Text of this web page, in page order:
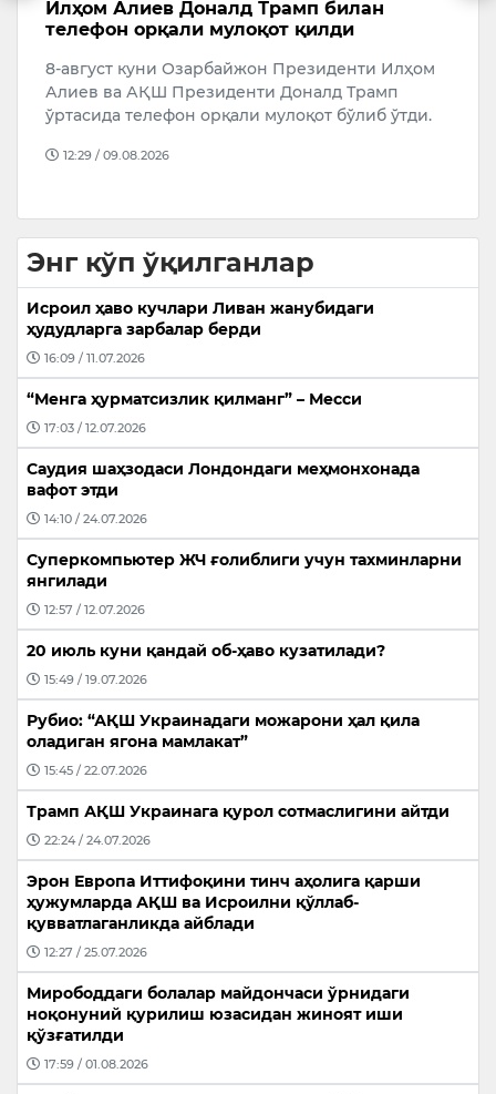
Трамп билан
қилди
Президенти Илҳом
Доналд Трамп
мулоқот бўлиб ўтди.
Жо Байденнинг
тарқалди
АҚШнинг собиқ
аниқланган простата
бошқа қисмларига,
Энг кўп ўқилганлар
Исроил ҳаво кучлари Ливан жанубидаги
ҳудудларга зарбалар берди
16:09 / 11.07.2026
“Менга ҳурматсизлик қилманг” – Месси
17:03 / 12.07.2026
Саудия шаҳзодаси Лондондаги меҳмонхонада
вафот этди
14:10 / 24.07.2026
Суперкомпьютер ЖЧ ғолиблиги учун тахминларни
янгилади
12:57 / 12.07.2026
20 июль куни қандай об-ҳаво кузатилади?
15:49 / 19.07.2026
Рубио: “АҚШ Украинадаги можарони ҳал қила
оладиган ягона мамлакат”
15:45 / 22.07.2026
Трамп АҚШ Украинага қурол сотмаслигини айтди
22:24 / 24.07.2026
Эрон Европа Иттифоқини тинч аҳолига қарши
ҳужумларда АҚШ ва Исроилни қўллаб-
қувватлаганликда айблади
12:27 / 25.07.2026
Мирободдаги болалар майдончаси ўрнидаги
ноқонуний қурилиш юзасидан жиноят иши
қўзғатилди
17:59 / 01.08.2026